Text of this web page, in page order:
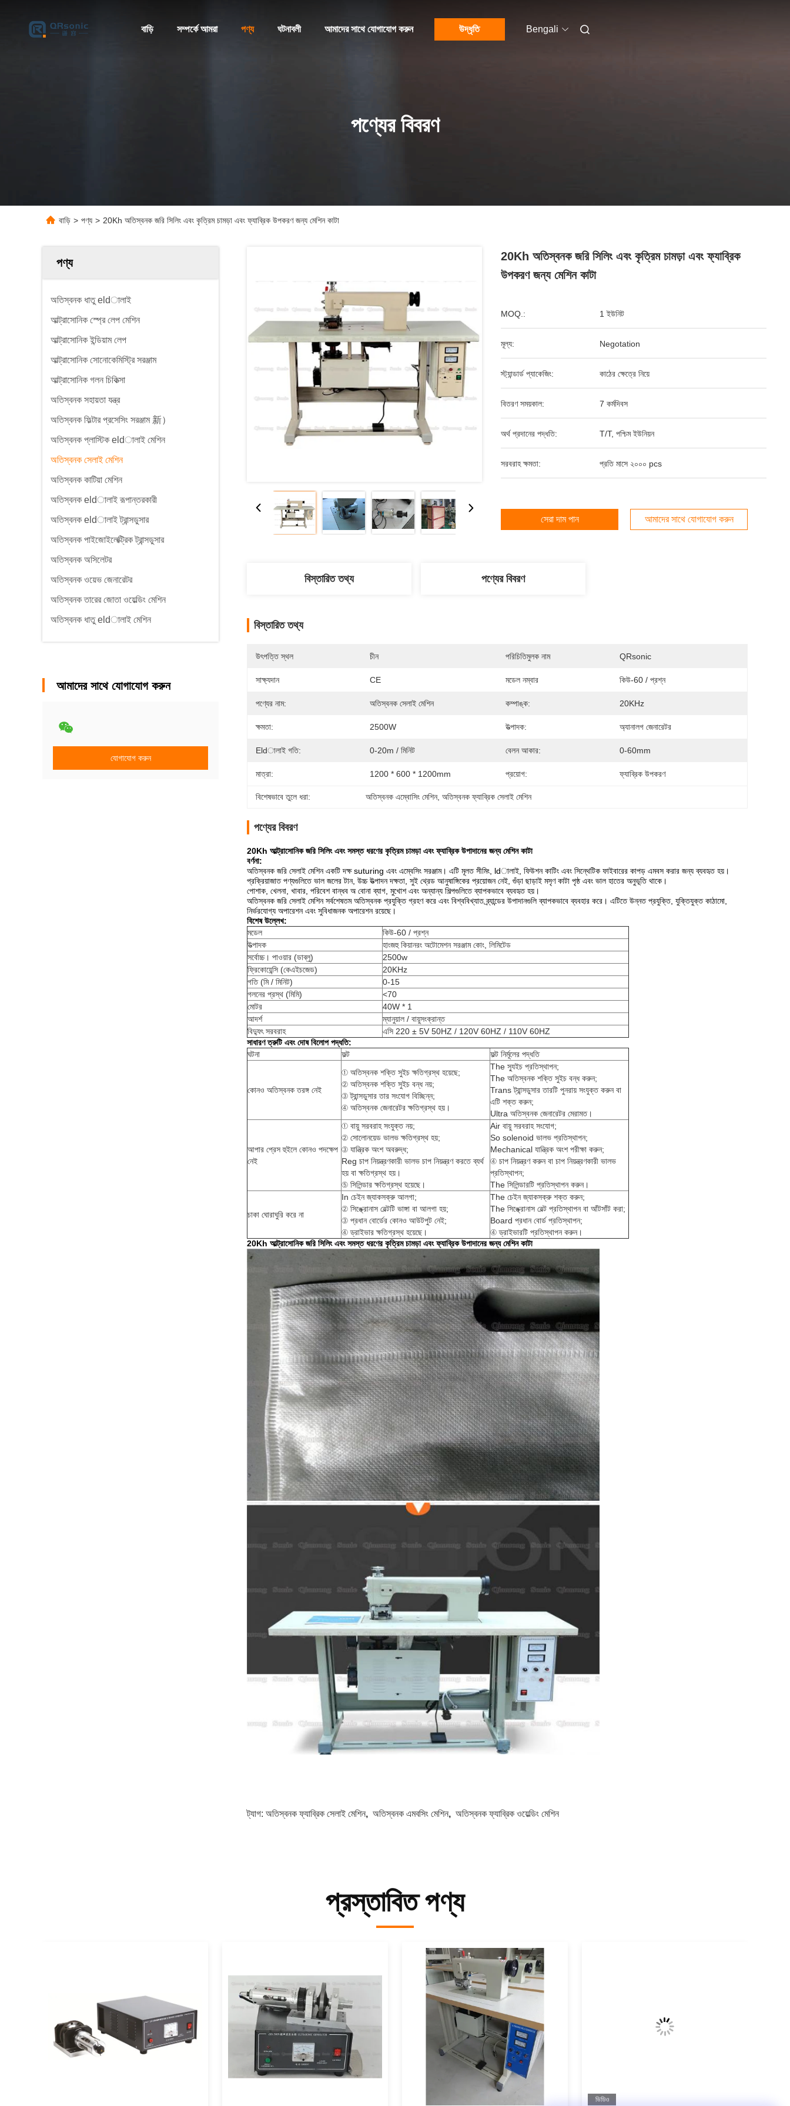
বাড়ি সম্পর্কে আমরা পণ্য ঘটনাবলী আমাদের সাথে যোগাযোগ করুন উদ্ধৃতি Bengali
পণ্যের বিবরণ
বাড়ি > পণ্য > 20Kh অতিস্বনক জরি সিলিং এবং কৃত্রিম চামড়া এবং ফ্যাব্রিক উপকরণ জন্য মেশিন কাটা
পণ্য
অতিস্বনক ধাতু eldালাই
আল্ট্রাসোনিক স্প্রে লেপ মেশিন
আল্ট্রাসোনিক ইন্ডিয়াম লেপ
আল্ট্রাসোনিক সোনোকেমিস্ট্রি সরঞ্জাম
আল্ট্রাসোনিক গলন চিকিত্সা
অতিস্বনক সহায়তা যন্ত্র
অতিস্বনক ফিল্টার প্রসেসিং সরঞ্জাম 新）
অতিস্বনক প্লাস্টিক eldালাই মেশিন
অতিস্বনক সেলাই মেশিন
অতিস্বনক কাটিয়া মেশিন
অতিস্বনক eldালাই রূপান্তরকারী
অতিস্বনক eldালাই ট্রান্সডুসার
অতিস্বনক পাইজোইলেক্ট্রিক ট্রান্সডুসার
অতিস্বনক অসিলেটর
অতিস্বনক ওয়েভ জেনারেটর
অতিস্বনক তারের জোতা ওয়েল্ডিং মেশিন
অতিস্বনক ধাতু eldালাই মেশিন
আমাদের সাথে যোগাযোগ করুন
যোগাযোগ করুন
20Kh অতিস্বনক জরি সিলিং এবং কৃত্রিম চামড়া এবং ফ্যাব্রিক
উপকরণ জন্য মেশিন কাটা
MOQ.: 1 ইউনিট
মূল্য: Negotation
স্ট্যান্ডার্ড প্যাকেজিং: কাঠের ক্ষেত্রে নিয়ে
বিতরণ সময়কাল: 7 কর্মদিবস
অর্থ প্রদানের পদ্ধতি: T/T, পশ্চিম ইউনিয়ন
সরবরাহ ক্ষমতা: প্রতি মাসে ২০০০ pcs
সেরা দাম পান আমাদের সাথে যোগাযোগ করুন
বিস্তারিত তথ্য পণ্যের বিবরণ
বিস্তারিত তথ্য
উৎপত্তি স্থল চীন পরিচিতিমুলক নাম QRsonic
সাক্ষ্যদান CE মডেল নম্বার কিউ-60 / প্রশ্ন
পণ্যের নাম: অতিস্বনক সেলাই মেশিন কম্পাঙ্ক: 20KHz
ক্ষমতা: 2500W উত্পাদক: অ্যানালগ জেনারেটর
Eldালাই গতি: 0-20m / মিনিট বেলন আকার: 0-60mm
মাত্রা: 1200 * 600 * 1200mm প্রয়োগ: ফ্যাব্রিক উপকরণ
বিশেষভাবে তুলে ধরা: অতিস্বনক এম্বোসিং মেশিন, অতিস্বনক ফ্যাব্রিক সেলাই মেশিন
পণ্যের বিবরণ
20Kh আল্ট্রাসোনিক জরি সিলিং এবং সমস্ত ধরণের কৃত্রিম চামড়া এবং ফ্যাব্রিক উপাদানের জন্য মেশিন কাটা
বর্ণনা:
অতিস্বনক জরি সেলাই মেশিন একটি দক্ষ suturing এবং এম্বেসিং সরঞ্জাম। এটি মূলত সীমিং, ldালাই, ফিউশন কাটিং এবং সিন্থেটিক ফাইবারের কাপড় এমবস করার জন্য ব্যবহৃত হয়।
প্রক্রিয়াজাত পণ্যগুলিতে ভাল জলের টান, উচ্চ উত্পাদন দক্ষতা, সুই থ্রেড আনুষাঙ্গিকের প্রয়োজন নেই, গুঁড়া ছাড়াই মসৃণ কাটা পৃষ্ঠ এবং ভাল হাতের অনুভূতি থাকে।
পোশাক, খেলনা, খাবার, পরিবেশ বান্ধব অ বোনা ব্যাগ, মুখোশ এবং অন্যান্য শিল্পগুলিতে ব্যাপকভাবে ব্যবহৃত হয়।
অতিস্বনক জরি সেলাই মেশিন সর্বশেষতম অতিস্বনক প্রযুক্তি গ্রহণ করে এবং বিশ্ববিখ্যাত ব্র্যান্ডের উপাদানগুলি ব্যাপকভাবে ব্যবহার করে। এটিতে উন্নত প্রযুক্তি, যুক্তিযুক্ত কাঠামো,
নির্ভরযোগ্য অপারেশন এবং সুবিধাজনক অপারেশন রয়েছে।
বিশেষ উল্লেখ:
মডেল
কিউ-60 / প্রশ্ন
উত্পাদক
হাংজহু কিয়ানরং অটোমেশন সরঞ্জাম কোং, লিমিটেড
সর্বোচ্চ। পাওয়ার (ডাব্লু)
2500w
ফ্রিকোয়েন্সি (কেএইচজেড)
20KHz
গতি (মি / মিনিট)
0-15
গলনের প্রস্থ (মিমি)
<70
মোটর
40W * 1
আদর্শ
ম্যানুয়াল / বায়ুসংক্রান্ত
বিদ্যুৎ সরবরাহ
এসি 220 ± 5V 50HZ / 120V 60HZ / 110V 60HZ
সাধারণ ত্রুটি এবং দোষ বিলোপ পদ্ধতি:
ঘটনা
ফল্ট ফল্ট নির্মূলের পদ্ধতি
কোনও অতিস্বনক তরঙ্গ নেই
① অতিস্বনক শক্তি সুইচ ক্ষতিগ্রস্থ হয়েছে;
② অতিস্বনক শক্তি সুইচ বন্ধ নয়;
③ ট্রান্সডুসার তার সংযোগ বিচ্ছিন্ন;
④ অতিস্বনক জেনারেটর ক্ষতিগ্রস্থ হয়।
The স্যুইচ প্রতিস্থাপন;
The অতিস্বনক শক্তি সুইচ বন্ধ করুন;
Trans ট্রান্সডুসার তারটি পুনরায় সংযুক্ত করুন বা
এটি শক্ত করুন;
Ultra অতিস্বনক জেনারেটর মেরামত।
আপার প্রেস হুইলে কোনও পদক্ষেপ
নেই
① বায়ু সরবরাহ সংযুক্ত নয়;
② সোলোনয়েড ভালভ ক্ষতিগ্রস্থ হয়;
③ যান্ত্রিক অংশ অবরুদ্ধ;
Reg চাপ নিয়ন্ত্রণকারী ভালভ চাপ নিয়ন্ত্রণ করতে ব্যর্থ
হয় বা ক্ষতিগ্রস্থ হয়।
⑤ সিলিন্ডার ক্ষতিগ্রস্থ হয়েছে।
Air বায়ু সরবরাহ সংযোগ;
So solenoid ভালভ প্রতিস্থাপন;
Mechanical যান্ত্রিক অংশ পরীক্ষা করুন;
④ চাপ নিয়ন্ত্রণ করুন বা চাপ নিয়ন্ত্রণকারী ভালভ
প্রতিস্থাপন;
The সিলিন্ডারটি প্রতিস্থাপন করুন।
চাকা ঘোরাঘুরি করে না
In চেইন জ্যাকসক্রু আলগা;
② সিঙ্ক্রোনাস বেল্টটি ভাঙ্গা বা আলগা হয়;
③ প্রধান বোর্ডের কোনও আউটপুট নেই;
④ ড্রাইভার ক্ষতিগ্রস্থ হয়েছে।
The চেইন জ্যাকসক্রু শক্ত করুন;
The সিঙ্ক্রোনাস বেল্ট প্রতিস্থাপন বা আঁটসাঁট করা;
Board প্রধান বোর্ড প্রতিস্থাপন;
④ ড্রাইভারটি প্রতিস্থাপন করুন।
20Kh আল্ট্রাসোনিক জরি সিলিং এবং সমস্ত ধরণের কৃত্রিম চামড়া এবং ফ্যাব্রিক উপাদানের জন্য মেশিন কাটা
ট্যাগ: অতিস্বনক ফ্যাব্রিক সেলাই মেশিন, অতিস্বনক এমবসিং মেশিন, অতিস্বনক ফ্যাব্রিক ওয়েল্ডিং মেশিন
প্রস্তাবিত পণ্য
ভিডিও